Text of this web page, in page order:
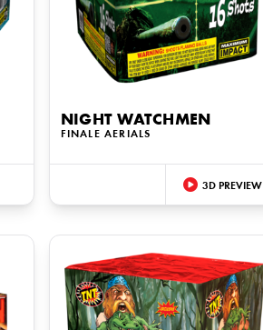
NIGHT WATCHMEN
FINALE AERIALS
3D PREVIEW